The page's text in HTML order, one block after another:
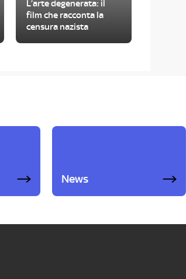
L’arte degenerata: il
film che racconta la
censura nazista
News